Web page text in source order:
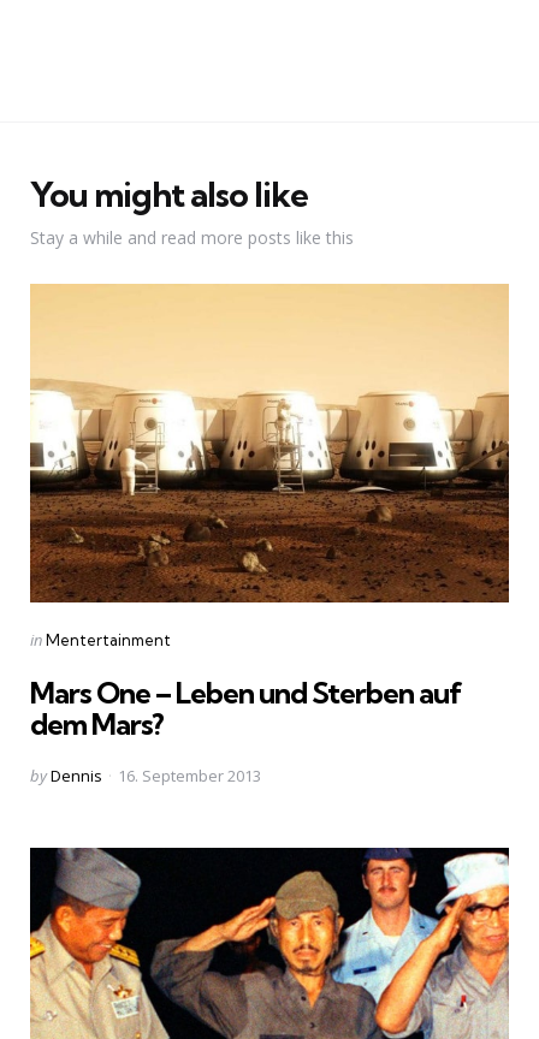
You might also like
Stay a while and read more posts like this
Categories
Posted
inMentertainment
Mars One – Leben und Sterben auf
dem Mars?
Posted
byDennis 16. September 2013